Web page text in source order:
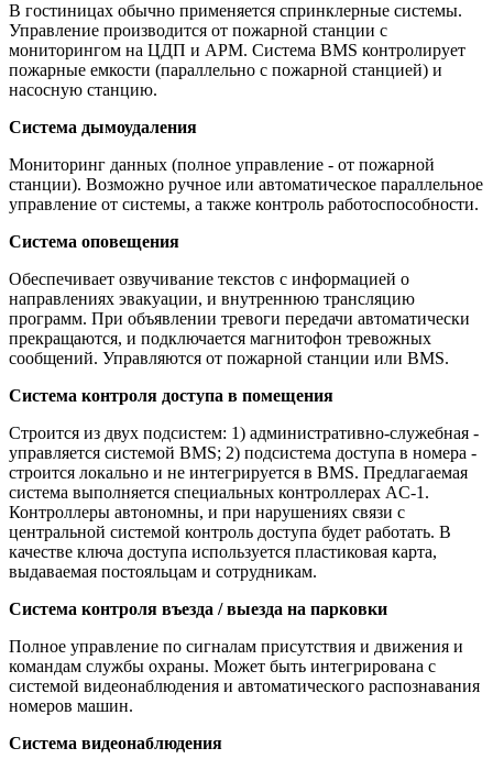
В гостиницах обычно применяется спринклерные системы.
Управление производится от пожарной станции с
мониторингом на ЦДП и АРМ. Система BMS контролирует
пожарные емкости (параллельно с пожарной станцией) и
насосную станцию.
Система дымоудаления
Мониторинг данных (полное управление - от пожарной
станции). Возможно ручное или автоматическое параллельное
управление от системы, а также контроль работоспособности.
Система оповещения
Обеспечивает озвучивание текстов с информацией о
направлениях эвакуации, и внутреннюю трансляцию
программ. При объявлении тревоги передачи автоматически
прекращаются, и подключается магнитофон тревожных
сообщений. Управляются от пожарной станции или BMS.
Система контроля доступа в помещения
Строится из двух подсистем: 1) административно-служебная -
управляется системой BMS; 2) подсистема доступа в номера -
строится локально и не интегрируется в BMS. Предлагаемая
система выполняется специальных контроллерах AC-1.
Контроллеры автономны, и при нарушениях связи с
центральной системой контроль доступа будет работать. В
качестве ключа доступа используется пластиковая карта,
выдаваемая постояльцам и сотрудникам.
Система контроля въезда / выезда на парковки
Полное управление по сигналам присутствия и движения и
командам службы охраны. Может быть интегрирована с
системой видеонаблюдения и автоматического распознавания
номеров машин.
Система видеонаблюдения